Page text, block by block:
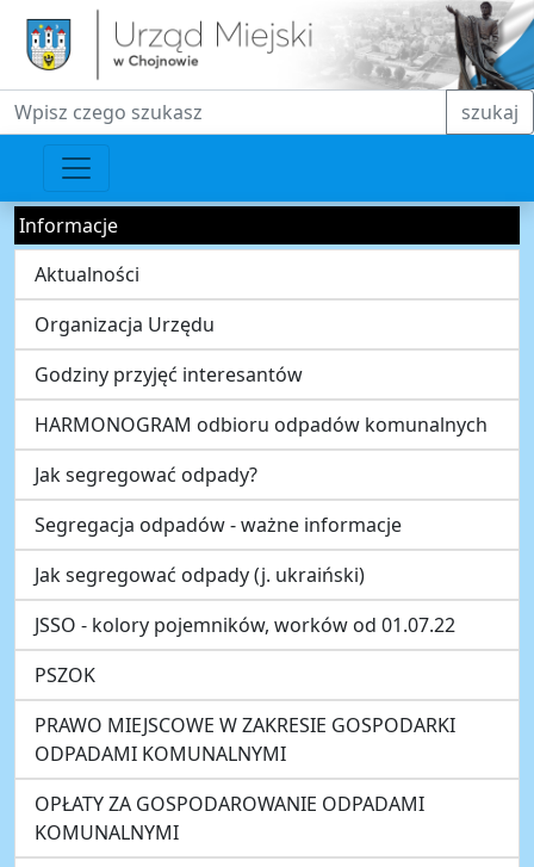
Fraza do wyszukiwania szukaj
Informacje
Aktualności
Organizacja Urzędu
Godziny przyjęć interesantów
HARMONOGRAM odbioru odpadów komunalnych
Jak segregować odpady?
Segregacja odpadów - ważne informacje
Jak segregować odpady (j. ukraiński)
JSSO - kolory pojemników, worków od 01.07.22
PSZOK
PRAWO MIEJSCOWE W ZAKRESIE GOSPODARKI
ODPADAMI KOMUNALNYMI
OPŁATY ZA GOSPODAROWANIE ODPADAMI
KOMUNALNYMI